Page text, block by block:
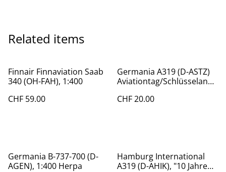
Related items
Finnair Finnaviation Saab
340 (OH-FAH), 1:400
CHF 59.00
Germania A319 (D-ASTZ)
Aviationtag/Schlüsselanhä
CHF 20.00
Germania B-737-700 (D-
AGEN), 1:400 Herpa
Hamburg International
A319 (D-AHIK), "10 Jahre